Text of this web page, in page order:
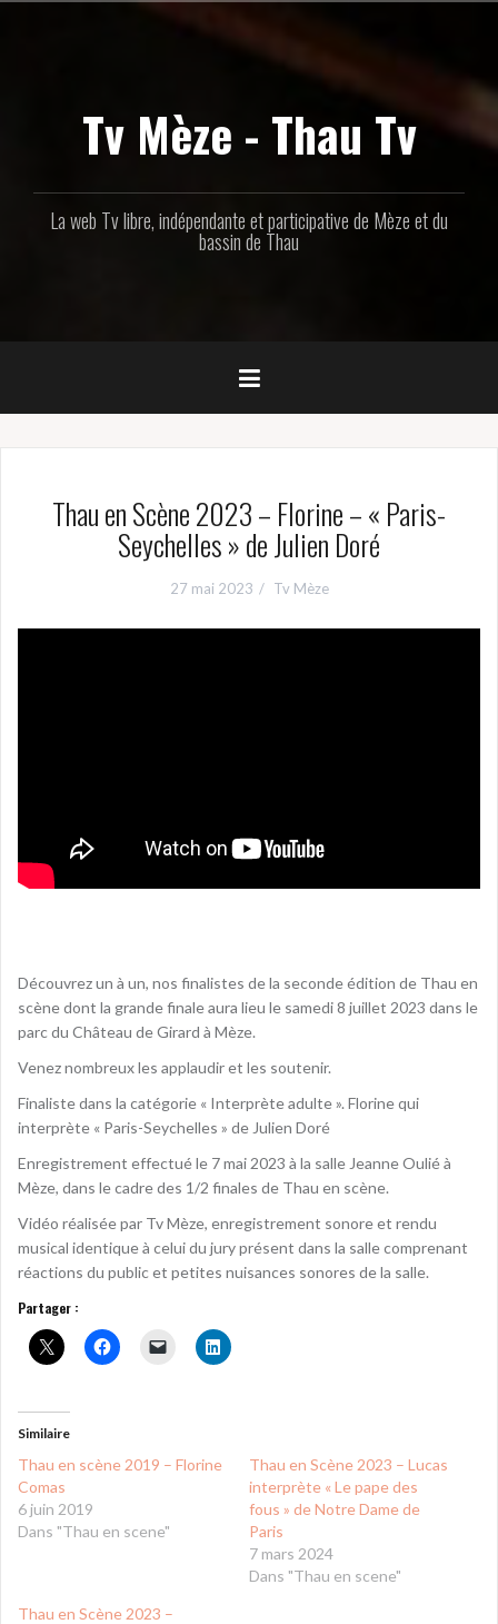
Tv Mèze - Thau Tv
La web Tv libre, indépendante et participative de Mèze et du
bassin de Thau
Thau en Scène 2023 – Florine – « Paris-
Seychelles » de Julien Doré
27 mai 2023 Tv Mèze
Découvrez un à un, nos finalistes de la seconde édition de Thau en
scène dont la grande finale aura lieu le samedi 8 juillet 2023 dans le
parc du Château de Girard à Mèze.
Venez nombreux les applaudir et les soutenir.
Finaliste dans la catégorie « Interprète adulte ». Florine qui
interprète « Paris-Seychelles » de Julien Doré
Enregistrement effectué le 7 mai 2023 à la salle Jeanne Oulié à
Mèze, dans le cadre des 1/2 finales de Thau en scène.
Vidéo réalisée par Tv Mèze, enregistrement sonore et rendu
musical identique à celui du jury présent dans la salle comprenant
réactions du public et petites nuisances sonores de la salle.
Partager :
Similaire
Thau en scène 2019 – Florine
Comas
6 juin 2019
Dans "Thau en scene"
Thau en Scène 2023 – Lucas
interprète « Le pape des
fous » de Notre Dame de
Paris
7 mars 2024
Dans "Thau en scene"
Thau en Scène 2023 –